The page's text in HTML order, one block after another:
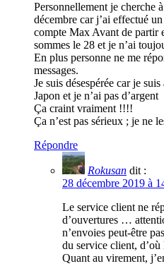
Personnellement je cherche
décembre car j’ai effectué
compte Max Avant de partir
sommes le 28 et je n’ai
En plus personne ne me
messages.
Je suis désespérée car je
Japon et je n’ai pas d’argent
Ça craint vraiment !!!!
Ça n’est pas sérieux ; je ne
Répondre
Rokusan dit :
28 décembre 2019 à
Le service client ne
d’ouvertures …
n’envoies peut-être
du service client, d’où
Quant au virement,